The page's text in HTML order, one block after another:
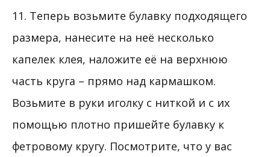
11. Теперь возьмите булавку подходящего
размера, нанесите на неё несколько
капелек клея, наложите её на верхнюю
часть круга – прямо над кармашком.
Возьмите в руки иголку с ниткой и с их
помощью плотно пришейте булавку к
фетровому кругу. Посмотрите, что у вас